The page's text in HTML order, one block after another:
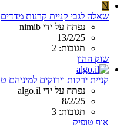
N
שאלה לגבי קניית קרנות מדדים
נפתח על ידי nimib
13/2/25
תגובות: 2
שוק ההון
קניית ירקות וירוקים למיניהם
נפתח על ידי algo.il
8/2/25
תגובות: 3
אוף טופיק